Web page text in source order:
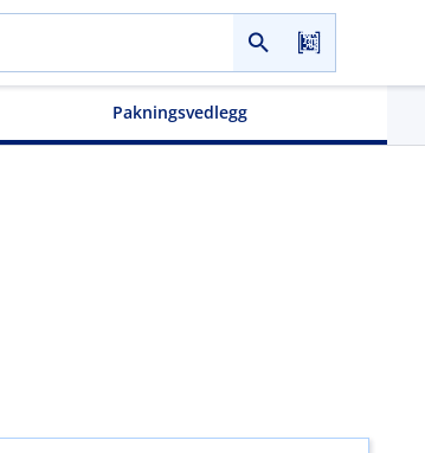
Pakningsvedlegg